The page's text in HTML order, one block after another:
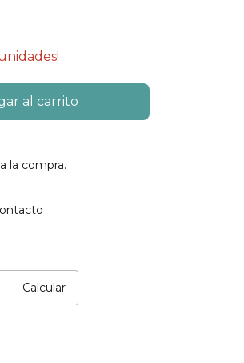
la compra.
Calcular